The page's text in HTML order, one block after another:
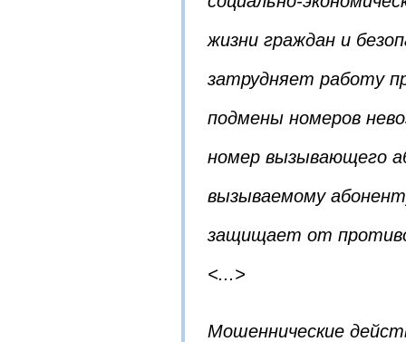
жизни граждан и
затрудняет работу
подмены номеров
номер вызывающего
вызываемому
защищает от
<...>
Мошеннические